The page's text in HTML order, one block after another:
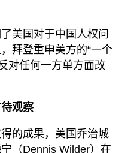
美国对于中国人权问
拜登重申美方的“一个
对任何一方单方面改
观察
的成果，美国乔治城
（Dennis Wilder）在